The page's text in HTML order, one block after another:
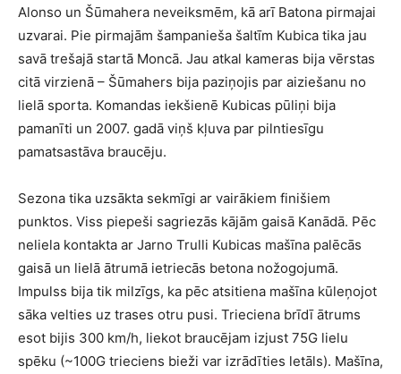
Alonso un Šūmahera neveiksmēm, kā arī Batona pirmajai
uzvarai. Pie pirmajām šampanieša šaltīm Kubica tika jau
savā trešajā startā Moncā. Jau atkal kameras bija vērstas
citā virzienā – Šūmahers bija paziņojis par aiziešanu no
lielā sporta. Komandas iekšienē Kubicas pūliņi bija
pamanīti un 2007. gadā viņš kļuva par pilntiesīgu
pamatsastāva braucēju.
Sezona tika uzsākta sekmīgi ar vairākiem finišiem
punktos. Viss piepeši sagriezās kājām gaisā Kanādā. Pēc
neliela kontakta ar Jarno Trulli Kubicas mašīna palēcās
gaisā un lielā ātrumā ietriecās betona nožogojumā.
Impulss bija tik milzīgs, ka pēc atsitiena mašīna kūleņojot
sāka velties uz trases otru pusi. Trieciena brīdī ātrums
esot bijis 300 km/h, liekot braucējam izjust 75G lielu
spēku (~100G trieciens bieži var izrādīties letāls). Mašīna,